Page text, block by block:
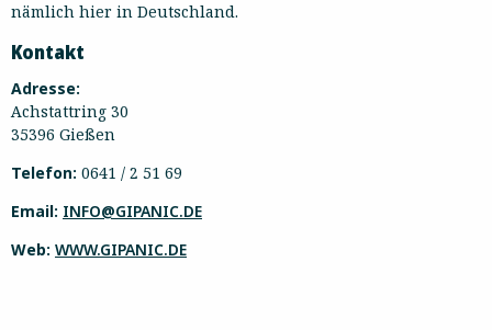
nämlich hier in Deutschland.
Kontakt
Adresse:
Achstattring 30
35396 Gießen
Telefon: 0641 / 2 51 69
Email: INFO@GIPANIC.DE
Web: WWW.GIPANIC.DE